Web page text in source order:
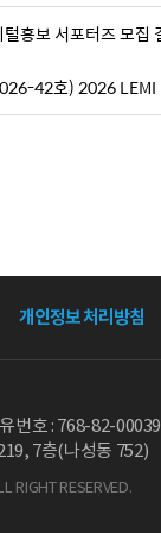
털홍보 서포터즈 모집
42호) 2026
개인정보 처리방침
번호 : 768-82-00039
7층(나성동 752)
RIGHT RESERVED.